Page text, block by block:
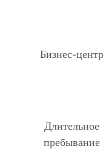
Бизнес-центр
Длительное
пребывание